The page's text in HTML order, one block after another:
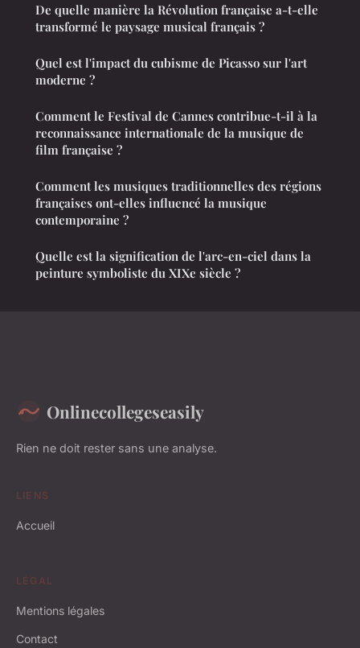
De quelle manière la Révolution française a-t-elle
transformé le paysage musical français ?
Quel est l'impact du cubisme de Picasso sur l'art
moderne ?
Comment le Festival de Cannes contribue-t-il à la
reconnaissance internationale de la musique de
film française ?
Comment les musiques traditionnelles des régions
françaises ont-elles influencé la musique
contemporaine ?
Quelle est la signification de l'arc-en-ciel dans la
peinture symboliste du XIXe siècle ?
Onlinecollegeseasily
Rien ne doit rester sans une analyse.
LIENS
Accueil
LÉGAL
Mentions légales
Contact